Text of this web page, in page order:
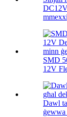
SMD
12V
Dawl
ġewwa